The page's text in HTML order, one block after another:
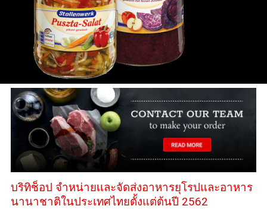
บริทิช็อป จำหน่ายเเละจัดส่งอาหารยุโรปและอาหาร
นานาชาติในประเทศไทยตั้งแต่ต้นปี 2562